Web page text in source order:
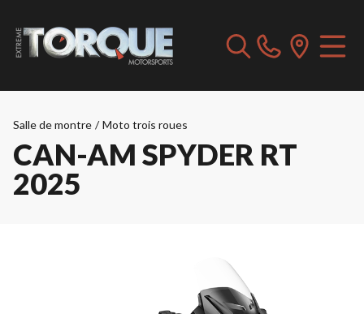
Salle de montre / Moto trois roues
CAN-AM SPYDER RT
2025